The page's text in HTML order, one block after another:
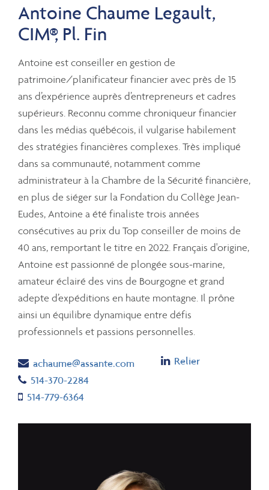
Antoine Chaume Legault,
CIM®, Pl. Fin
Antoine est conseiller en gestion de
patrimoine/planificateur financier avec près de 15
ans d’expérience auprès d’entrepreneurs et cadres
supérieurs. Reconnu comme chroniqueur financier
dans les médias québécois, il vulgarise habilement
des stratégies financières complexes. Très impliqué
dans sa communauté, notamment comme
administrateur à la Chambre de la Sécurité financière,
en plus de siéger sur la Fondation du Collège Jean-
Eudes, Antoine a été finaliste trois années
consécutives au prix du Top conseiller de moins de
40 ans, remportant le titre en 2022. Français d'origine,
Antoine est passionné de plongée sous-marine,
amateur éclairé des vins de Bourgogne et grand
adepte d’expéditions en haute montagne. Il prône
ainsi un équilibre dynamique entre défis
professionnels et passions personnelles.
Email
achaume@assante.com
Telephone number
514-370-2284
Cell number
514-779-6364
Linkedin
Relier